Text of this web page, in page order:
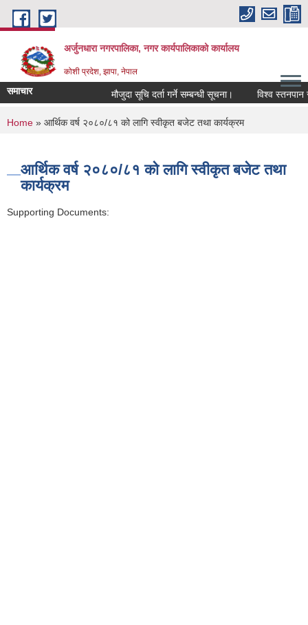
Skip to main content
अर्जुनधारा नगरपालिका, नगर कार्यपालिकाको कार्यालय
कोशी प्रदेश, झापा, नेपाल
समाचार मौजुदा सूचि दर्ता गर्ने सम्बन्धी सूचना। विश्व स्तनपान
You are here
Home » आर्थिक वर्ष २०८०/८१ को लागि स्वीकृत बजेट तथा कार्यक्रम
आर्थिक वर्ष २०८०/८१ को लागि स्वीकृत बजेट तथा
कार्यक्रम
Supporting Documents: